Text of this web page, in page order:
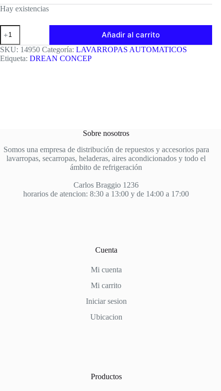
Hay existencias
SUSPENCION
DREAN
ELECTRONIC
/
CONCEP
Añadir al carrito
SKU: 14950 Categoría: LAVARROPAS AUTOMATICOS
Etiqueta: DREAN CONCEP
Sobre nosotros
Somos una empresa de distribución de repuestos y accesorios para
lavarropas, secarropas, heladeras, aires acondicionados y todo el
ámbito de refrigeración
Carlos Braggio 1236
horarios de atencion: 8:30 a 13:00 y de 14:00 a 17:00
Cuenta
Mi cuenta
Mi carrito
Iniciar sesion
Ubicacion
Productos